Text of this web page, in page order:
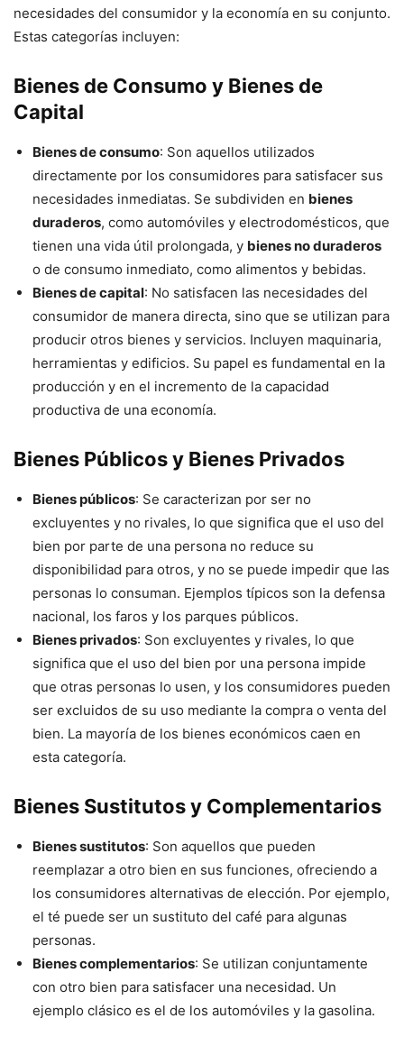
necesidades del consumidor y la economía en su conjunto.
Estas categorías incluyen:
Bienes de Consumo y Bienes de
Capital
Bienes de consumo: Son aquellos utilizados
directamente por los consumidores para satisfacer sus
necesidades inmediatas. Se subdividen en bienes
duraderos, como automóviles y electrodomésticos, que
tienen una vida útil prolongada, y bienes no duraderos
o de consumo inmediato, como alimentos y bebidas.
Bienes de capital: No satisfacen las necesidades del
consumidor de manera directa, sino que se utilizan para
producir otros bienes y servicios. Incluyen maquinaria,
herramientas y edificios. Su papel es fundamental en la
producción y en el incremento de la capacidad
productiva de una economía.
Bienes Públicos y Bienes Privados
Bienes públicos: Se caracterizan por ser no
excluyentes y no rivales, lo que significa que el uso del
bien por parte de una persona no reduce su
disponibilidad para otros, y no se puede impedir que las
personas lo consuman. Ejemplos típicos son la defensa
nacional, los faros y los parques públicos.
Bienes privados: Son excluyentes y rivales, lo que
significa que el uso del bien por una persona impide
que otras personas lo usen, y los consumidores pueden
ser excluidos de su uso mediante la compra o venta del
bien. La mayoría de los bienes económicos caen en
esta categoría.
Bienes Sustitutos y Complementarios
Bienes sustitutos: Son aquellos que pueden
reemplazar a otro bien en sus funciones, ofreciendo a
los consumidores alternativas de elección. Por ejemplo,
el té puede ser un sustituto del café para algunas
personas.
Bienes complementarios: Se utilizan conjuntamente
con otro bien para satisfacer una necesidad. Un
ejemplo clásico es el de los automóviles y la gasolina.